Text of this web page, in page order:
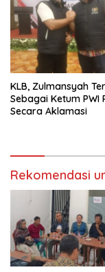
KLB, Zulmansyah
Sebagai Ketum PWI
Secara Aklamasi
Rekomendasi